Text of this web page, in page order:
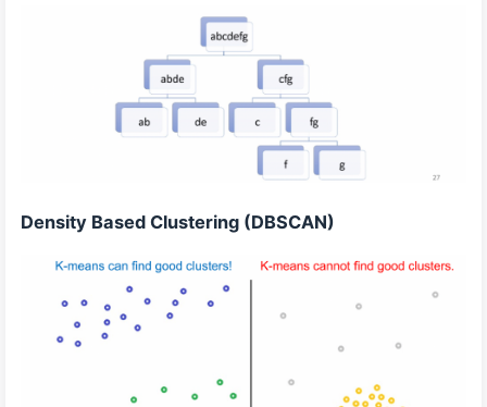
Density Based Clustering (DBSCAN)